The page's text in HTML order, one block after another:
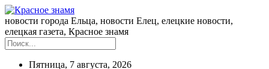
новости города Ельца, новости Елец, елецкие новости,
елецкая газета, Красное знамя
Пятница, 7 августа, 2026